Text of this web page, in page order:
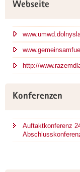
Webseite
http://
Konferenzen
Auftaktkonferenz